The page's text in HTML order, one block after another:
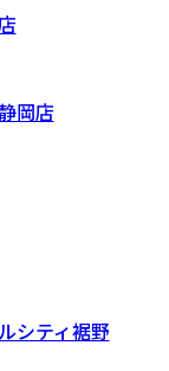
岡店
シティ裾野